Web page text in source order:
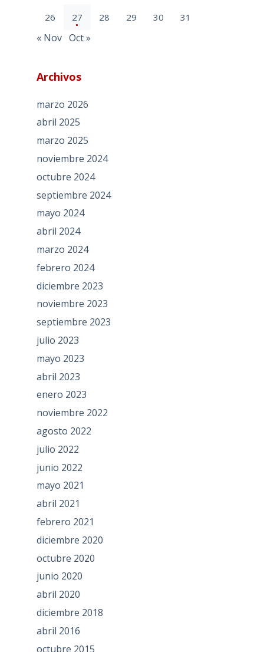
26 27 28 29 30 31
« Nov Oct »
Archivos
marzo 2026
abril 2025
marzo 2025
noviembre 2024
octubre 2024
septiembre 2024
mayo 2024
abril 2024
marzo 2024
febrero 2024
diciembre 2023
noviembre 2023
septiembre 2023
julio 2023
mayo 2023
abril 2023
enero 2023
noviembre 2022
agosto 2022
julio 2022
junio 2022
mayo 2021
abril 2021
febrero 2021
diciembre 2020
octubre 2020
junio 2020
abril 2020
diciembre 2018
abril 2016
octubre 2015